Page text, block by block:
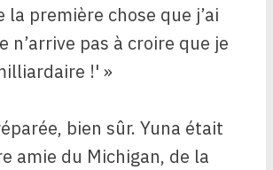
la première chose que j’ai
n’arrive pas à croire que je
!' »
bien sûr. Yuna était
amie du Michigan, de la